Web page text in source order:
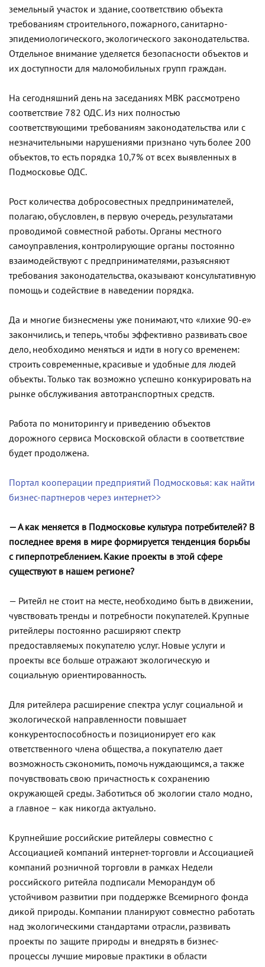
земельный участок и здание, соответствию объекта
требованиям строительного, пожарного, санитарно-
эпидемиологического, экологического законодательства.
Отдельное внимание уделяется безопасности объектов и
их доступности для маломобильных групп граждан.
На сегодняшний день на заседаниях МВК рассмотрено
соответствие 782 ОДС. Из них полностью
соответствующими требованиям законодательства или с
незначительными нарушениями признано чуть более 200
объектов, то есть порядка 10,7% от всех выявленных в
Подмосковье ОДС.
Рост количества добросовестных предпринимателей,
полагаю, обусловлен, в первую очередь, результатами
проводимой совместной работы. Органы местного
самоуправления, контролирующие органы постоянно
взаимодействуют с предпринимателями, разъясняют
требования законодательства, оказывают консультативную
помощь и содействие в наведении порядка.
Да и многие бизнесмены уже понимают, что «лихие 90-е»
закончились, и теперь, чтобы эффективно развивать свое
дело, необходимо меняться и идти в ногу со временем:
строить современные, красивые и удобные для людей
объекты. Только так возможно успешно конкурировать на
рынке обслуживания автотранспортных средств.
Работа по мониторингу и приведению объектов
дорожного сервиса Московской области в соответствие
будет продолжена.
Портал кооперации предприятий Подмосковья: как найти
бизнес-партнеров через интернет>>
— А как меняется в Подмосковье культура потребителей? В
последнее время в мире формируется тенденция борьбы
с гиперпотреблением. Какие проекты в этой сфере
существуют в нашем регионе?
— Ритейл не стоит на месте, необходимо быть в движении,
чувствовать тренды и потребности покупателей. Крупные
ритейлеры постоянно расширяют спектр
предоставляемых покупателю услуг. Новые услуги и
проекты все больше отражают экологическую и
социальную ориентированность.
Для ритейлера расширение спектра услуг социальной и
экологической направленности повышает
конкурентоспособность и позиционирует его как
ответственного члена общества, а покупателю дает
возможность сэкономить, помочь нуждающимся, а также
почувствовать свою причастность к сохранению
окружающей среды. Заботиться об экологии стало модно,
а главное – как никогда актуально.
Крупнейшие российские ритейлеры совместно с
Ассоциацией компаний интернет-торговли и Ассоциацией
компаний розничной торговли в рамках Недели
российского ритейла подписали Меморандум об
устойчивом развитии при поддержке Всемирного фонда
дикой природы. Компании планируют совместно работать
над экологическими стандартами отрасли, развивать
проекты по защите природы и внедрять в бизнес-
процессы лучшие мировые практики в области